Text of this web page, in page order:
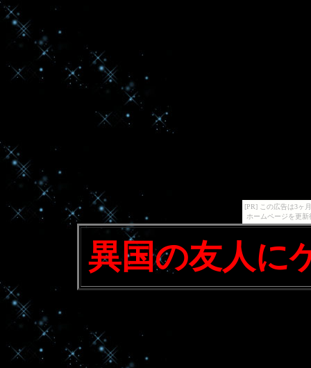
[PR] この広告は3ヶ
ホームページを更
異国の友人に